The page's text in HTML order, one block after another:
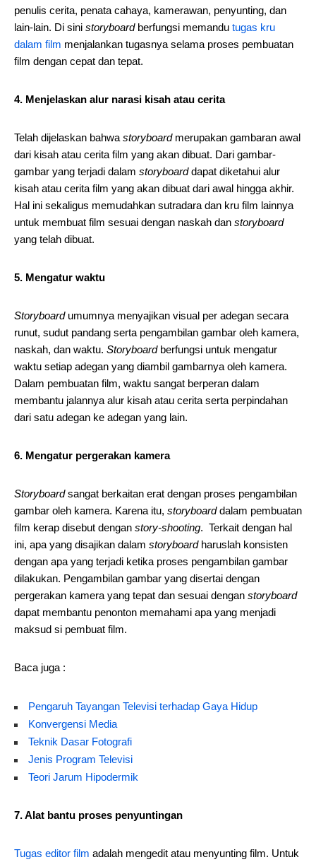
penulis cerita, penata cahaya, kamerawan, penyunting, dan
lain-lain. Di sini storyboardberfungsi memandu tugas kru
dalam film menjalankan tugasnya selama proses pembuatan
film dengan cepat dan tepat.
4. Menjelaskan alur narasi kisah atau cerita
Telah dijelaskan bahwa storyboardmerupakan gambaran awal
dari kisah atau cerita film yang akan dibuat. Dari gambar-
gambar yang terjadi dalam storyboarddapat diketahui alur
kisah atau cerita film yang akan dibuat dari awal hingga akhir.
Hal ini sekaligus memudahkan sutradara dan kru film lainnya
untuk membuat film sesuai dengan naskah dan storyboard
yang telah dibuat.
5. Mengatur waktu
Storyboardumumnya menyajikan visual per adegan secara
runut, sudut pandang serta pengambilan gambar oleh kamera,
naskah, dan waktu. Storyboardberfungsi untuk mengatur
waktu setiap adegan yang diambil gambarnya oleh kamera.
Dalam pembuatan film, waktu sangat berperan dalam
membantu jalannya alur kisah atau cerita serta perpindahan
dari satu adegan ke adegan yang lain.
6. Mengatur pergerakan kamera
Storyboardsangat berkaitan erat dengan proses pengambilan
gambar oleh kamera. Karena itu, storyboarddalam pembuatan
film kerap disebut dengan story-shooting. Terkait dengan hal
ini, apa yang disajikan dalam storyboardharuslah konsisten
dengan apa yang terjadi ketika proses pengambilan gambar
dilakukan. Pengambilan gambar yang disertai dengan
pergerakan kamera yang tepat dan sesuai dengan storyboard
dapat membantu penonton memahami apa yang menjadi
maksud si pembuat film.
Baca juga :
Pengaruh Tayangan Televisi terhadap Gaya Hidup
Konvergensi Media
Teknik Dasar Fotografi
Jenis Program Televisi
Teori Jarum Hipodermik
7. Alat bantu proses penyuntingan
Tugas editor film adalah mengedit atau menyunting film. Untuk